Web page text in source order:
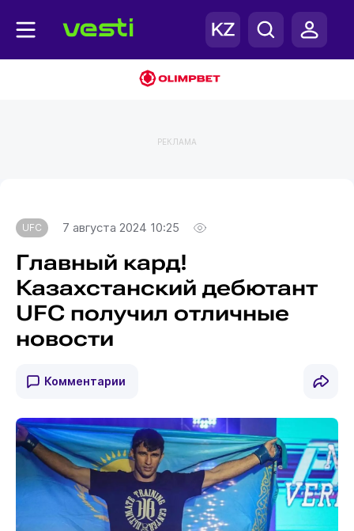
РЕКЛАМА
UFC 7 августа 2024 10:25
Главный кард!
Казахстанский дебютант
UFC получил отличные
новости
Комментарии